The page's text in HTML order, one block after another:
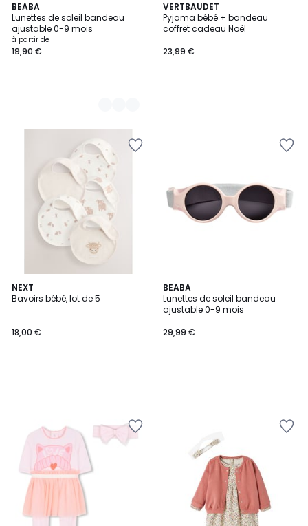
BEABA
Lunettes de soleil bandeau
ajustable 0-9 mois
à partir de
19,90 €
2
Couleurs
VERTBAUDET
Pyjama bébé + bandeau
coffret cadeau Noël
23,99 €
NEXT
Bavoirs bébé, lot de 5
18,00 €
BEABA
Lunettes de soleil bandeau
ajustable 0-9 mois
29,99 €